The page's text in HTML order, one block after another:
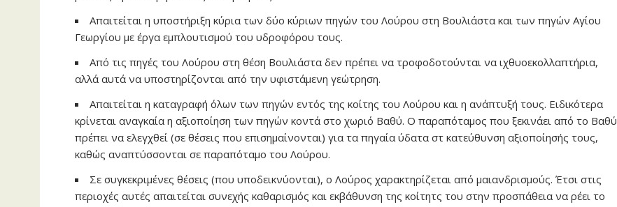
Απαιτείται η υποστήριξη κύρια των δύο κύριων πηγών του Λούρου στη Βουλιάστα και των πηγών Αγίου
Γεωργίου με έργα εμπλουτισμού του υδροφόρου τους.
Από τις πηγές του Λούρου στη θέση Βουλιάστα δεν πρέπει να τροφοδοτούνται να ιχθυοεκολλαπτήρια,
αλλά αυτά να υποστηρίζονται από την υφιστάμενη γεώτρηση.
Απαιτείται η καταγραφή όλων των πηγών εντός της κοίτης του Λούρου και η ανάπτυξή τους. Ειδικότερα
κρίνεται αναγκαία η αξιοποίηση των πηγών κοντά στο χωριό Βαθύ. Ο παραπόταμος που ξεκινάει από το Βαθύ
πρέπει να ελεγχθεί (σε θέσεις που επισημαίνονται) για τα πηγαία ύδατα στ κατεύθυνση αξιοποίησής τους,
καθώς αναπτύσσονται σε παραπόταμο του Λούρου.
Σε συγκεκριμένες θέσεις (που υποδεικνύονται), ο Λούρος χαρακτηρίζεται από μαιανδρισμούς. Έτσι στις
περιοχές αυτές απαιτείται συνεχής καθαρισμός και εκβάθυνση της κοίτητς του στην προσπάθεια να ρέει το